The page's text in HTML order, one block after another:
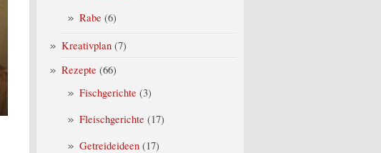
Rabe (6)
Kreativplan (7)
Rezepte (66)
Fischgerichte (3)
Fleischgerichte (17)
Getreideideen (17)